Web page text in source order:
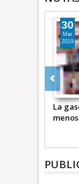
1.50 pesos